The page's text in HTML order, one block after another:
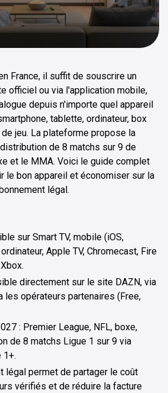
France, il suffit de souscrire un
officiel ou via l'application mobile,
depuis n'importe quel appareil
tablette, ordinateur, box
jeu. La plateforme propose la
de 8 matchs sur 9 de
et le MMA. Voici le guide complet
le bon appareil et économiser sur la
légal.
sur Smart TV, mobile (iOS,
Apple TV, Chromecast, Fire
directement sur le site DAZN, via
les opérateurs partenaires (Free,
: Premier League, NFL, boxe,
de 8 matchs Ligue 1 sur 9 via
1+.
légal permet de partager le coût
vérifiés et de réduire la facture